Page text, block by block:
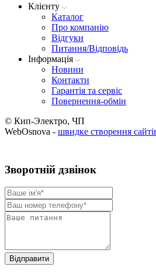
Клієнту
Каталог
Про компанію
Вiдгуки
Питання/Відповідь
Iнформацiя
Новини
Контакти
Гарантія та сервіс
Повернення-обмін
© Кип-Электро, ЧП
WebOsnova - швидке створення
Зворотнiй дзвiнок